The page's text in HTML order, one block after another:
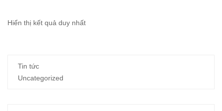
Hiển thị kết quả duy nhất
Tin tức
Uncategorized